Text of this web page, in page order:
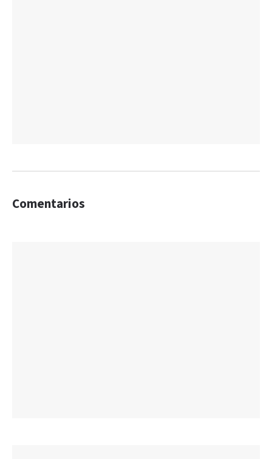
Comentarios